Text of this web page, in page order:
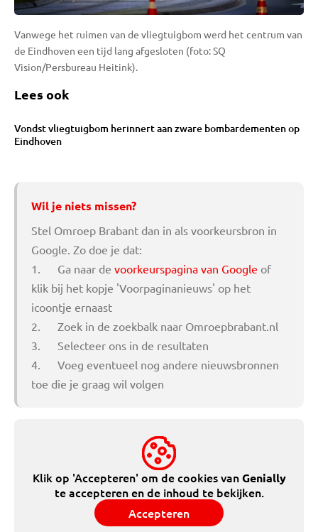
Vanwege het ruimen van de vliegtuigbom werd het centrum van
de Eindhoven een tijd lang afgesloten (foto: SQ
Vision/Persbureau Heitink).
Lees ook
Vondst vliegtuigbom herinnert aan zware bombardementen op
Eindhoven
Wil je niets missen?
Stel Omroep Brabant dan in als voorkeursbron in
Google. Zo doe je dat:
1. Ga naar de voorkeurspagina van Google of
klik bij het kopje 'Voorpaginanieuws' op het
icoontje ernaast
2. Zoek in de zoekbalk naar Omroepbrabant.nl
3. Selecteer ons in de resultaten
4. Voeg eventueel nog andere nieuwsbronnen
toe die je graag wil volgen
Klik op 'Accepteren' om de cookies vanGenially
te accepteren en de inhoud te bekijken.
Accepteren